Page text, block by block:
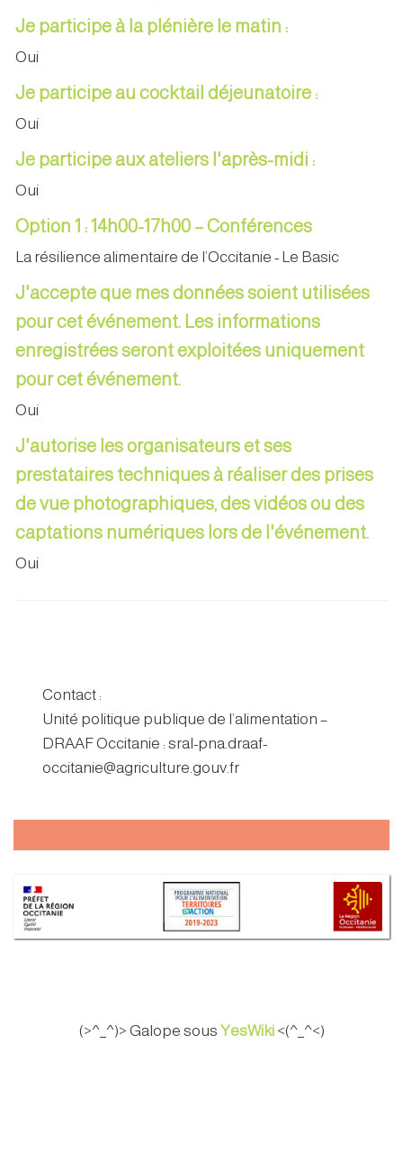
Je participe à la plénière le matin :
Oui
Je participe au cocktail déjeunatoire :
Oui
Je participe aux ateliers l'après-midi :
Oui
Option 1 : 14h00-17h00 – Conférences
La résilience alimentaire de l’Occitanie - Le Basic
J'accepte que mes données soient utilisées
pour cet événement. Les informations
enregistrées seront exploitées uniquement
pour cet événement.
Oui
J'autorise les organisateurs et ses
prestataires techniques à réaliser des prises
de vue photographiques, des vidéos ou des
captations numériques lors de l'événement.
Oui
Contact :
Unité politique publique de l’alimentation –
DRAAF Occitanie : sral-pna.draaf-
occitanie@agriculture.gouv.fr
(>^_^)> Galope sous YesWiki<(^_^<)